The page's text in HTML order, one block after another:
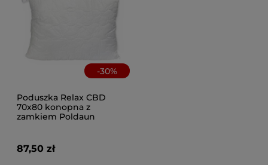
-30%
Poduszka Relax CBD
70x80 konopna z
zamkiem Poldaun
87,50 zł